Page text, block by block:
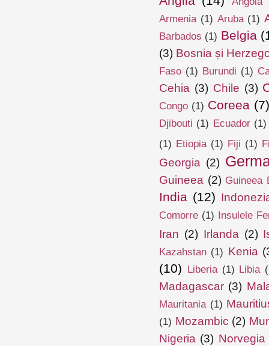
Armenia (1) Aruba (1)
Barbados (1) Belgia
(3) Bosnia și
Faso (1) Burundi (1)
Cehia (3) Chile (3)
Congo (1) Coreea
Djibouti (1) Ecuador (1)
(1) Etiopia (1) Fiji (1)
Georgia (2)
Guineea (2) Guineea
India (12)
Comorre (1) Insulele
Iran (2) Irlanda (2)
Kazahstan (1) Kenia
(10) Liberia (1) Libia
Madagascar (3)
Mauritania (1)
(1) Mozambic (2)
Nigeria (3) Norvegia